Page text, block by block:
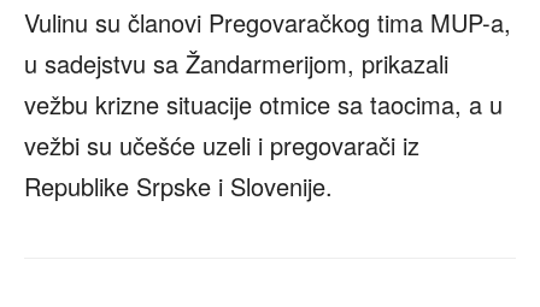
Vulinu su članovi Pregovaračkog tima MUP-a,
u sadejstvu sa Žandarmerijom, prikazali
vežbu krizne situacije otmice sa taocima, a u
vežbi su učešće uzeli i pregovarači iz
Republike Srpske i Slovenije.